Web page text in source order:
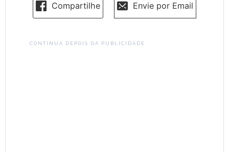
Compartilhe Envie por Email
CONTINUA DEPOIS DA PUBLICIDADE